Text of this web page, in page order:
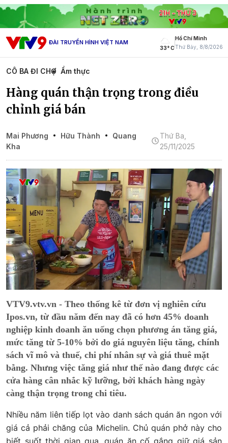
ĐÀI TRUYỀN HÌNH VIỆT NAM
33° C
Hồ Chí Minh
Thứ Bảy, 8/8/2026
CÔ BA ĐI CHỢ Ẩm thực
Hàng quán thận trọng trong điều
chỉnh giá bán
Mai Phương Hữu Thành
Quang
Kha
Thứ Ba,
25/11/2025
VTV9.vtv.vn - Theo thống kê từ đơn vị nghiên cứu
Ipos.vn, từ đầu năm đến nay đã có hơn 45% doanh
nghiệp kinh doanh ăn uống chọn phương án tăng giá,
mức tăng từ 5-10% bởi do giá nguyên liệu tăng, chính
sách vĩ mô và thuế, chi phí nhân sự và giá thuê mặt
bằng. Nhưng việc tăng giá như thế nào đang được các
cửa hàng cân nhắc kỹ lưỡng, bởi khách hàng ngày
càng thận trọng trong chi tiêu.
Nhiều năm liên tiếp lọt vào danh sách quán ăn ngon với
giá cả phải chăng của Michelin. Chủ quán phở này cho